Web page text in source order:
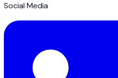
Social Media